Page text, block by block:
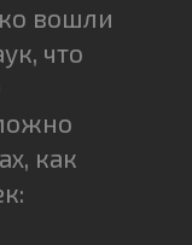
вошли
что
как